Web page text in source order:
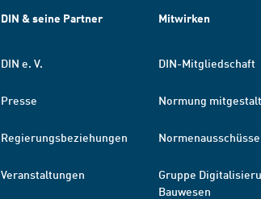
DIN & seine Partner
DIN e. V.
Presse
Regierungsbeziehungen
Veranstaltungen
Mitwirken
DIN-Mitgliedschaft
Normung
Normenausschüsse
Gruppe
Bauwesen